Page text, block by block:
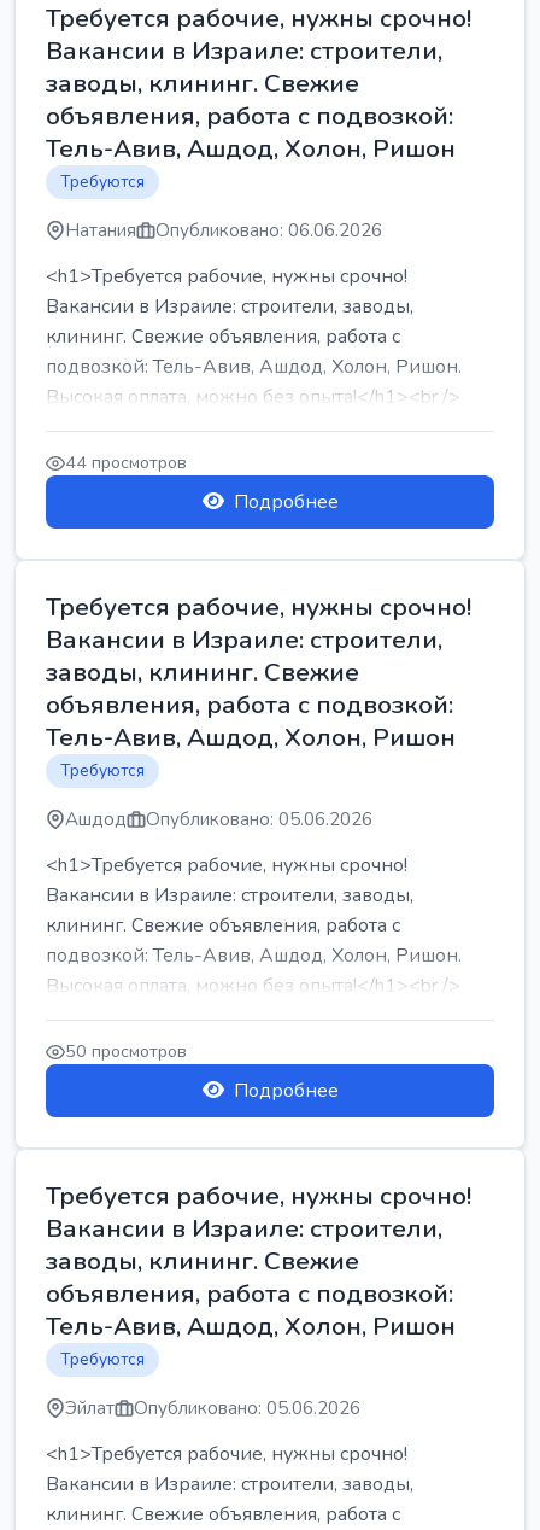
Требуется рабочие, нужны срочно!
Вакансии в Израиле: строители,
заводы, клининг. Свежие
объявления, работа с подвозкой:
Тель-Авив, Ашдод, Холон, Ришон
Требуются
Натания Опубликовано: 06.06.2026
<h1>Требуется рабочие, нужны срочно!
Вакансии в Израиле: строители, заводы,
клининг. Свежие объявления, работа с
подвозкой: Тель-Авив, Ашдод, Холон, Ришон.
Высокая оплата, можно без опыта!</h1><br />
...
44 просмотров
Подробнее
Требуется рабочие, нужны срочно!
Вакансии в Израиле: строители,
заводы, клининг. Свежие
объявления, работа с подвозкой:
Тель-Авив, Ашдод, Холон, Ришон
Требуются
Ашдод Опубликовано: 05.06.2026
<h1>Требуется рабочие, нужны срочно!
Вакансии в Израиле: строители, заводы,
клининг. Свежие объявления, работа с
подвозкой: Тель-Авив, Ашдод, Холон, Ришон.
Высокая оплата, можно без опыта!</h1><br />
...
50 просмотров
Подробнее
Требуется рабочие, нужны срочно!
Вакансии в Израиле: строители,
заводы, клининг. Свежие
объявления, работа с подвозкой:
Тель-Авив, Ашдод, Холон, Ришон
Требуются
Эйлат Опубликовано: 05.06.2026
<h1>Требуется рабочие, нужны срочно!
Вакансии в Израиле: строители, заводы,
клининг. Свежие объявления, работа с